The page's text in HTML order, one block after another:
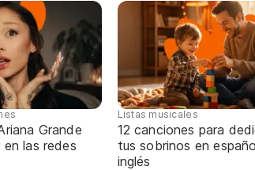
Grande
las redes
Listas musicales
12 canciones para
tus sobrinos en
inglés